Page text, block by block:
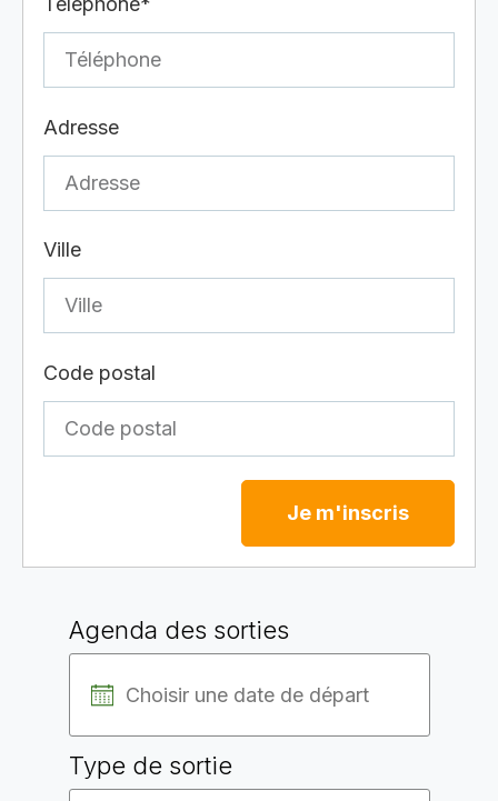
Adresse
Ville
Code postal
Je m'inscris
Agenda des sorties
Type de sortie